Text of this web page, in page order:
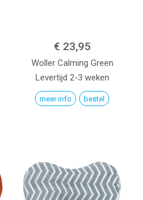
€ 23,95
Woller Calming Green
Levertijd 2-3 weken
meer info bestel